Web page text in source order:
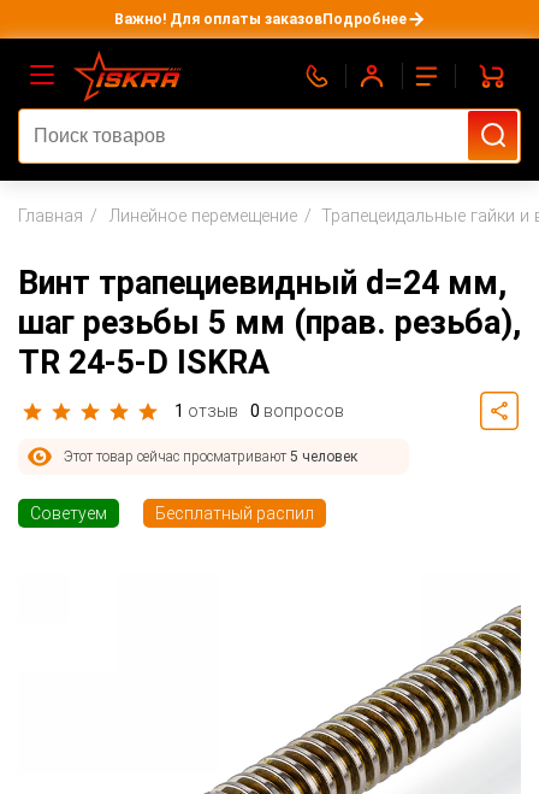
Важно! Для оплаты заказовПодробнее
Главная Линейное перемещение Трапецеидальные гайки и
Винт трапециевидный d=24 мм,
шаг резьбы 5 мм (прав. резьба),
TR 24-5-D ISKRA
1 отзыв 0 вопросов
Этот товар сейчас просматривают5 человек
Советуем Бесплатный распил